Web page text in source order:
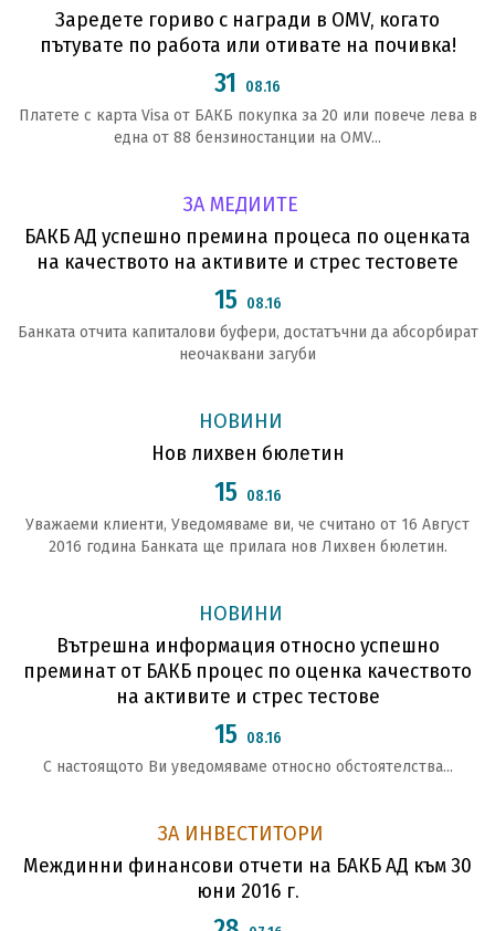
Заредете гориво с награди в OMV, когато
пътувате по работа или отивате на почивка!
31 08.16
Платете с карта Visa от БАКБ покупка за 20 или повече лева в
една от 88 бензиностанции на OMV...
ЗА МЕДИИТЕ
БАКБ АД успешно премина процеса по оценката
на качеството на активите и стрес тестовете
15 08.16
Банката отчита капиталови буфери, достатъчни да абсорбират
неочаквани загуби
НОВИНИ
Нов лихвен бюлетин
15 08.16
Уважаеми клиенти, Уведомяваме ви, че считано от 16 Август
2016 година Банката ще прилага нов Лихвен бюлетин.
НОВИНИ
Вътрешна информация относно успешно
преминат от БАКБ процес по оценка качеството
на активите и стрес тестове
15 08.16
С настоящото Ви уведомяваме относно обстоятелства...
ЗА ИНВЕСТИТОРИ
Междинни финансови отчети на БАКБ АД към 30
юни 2016 г.